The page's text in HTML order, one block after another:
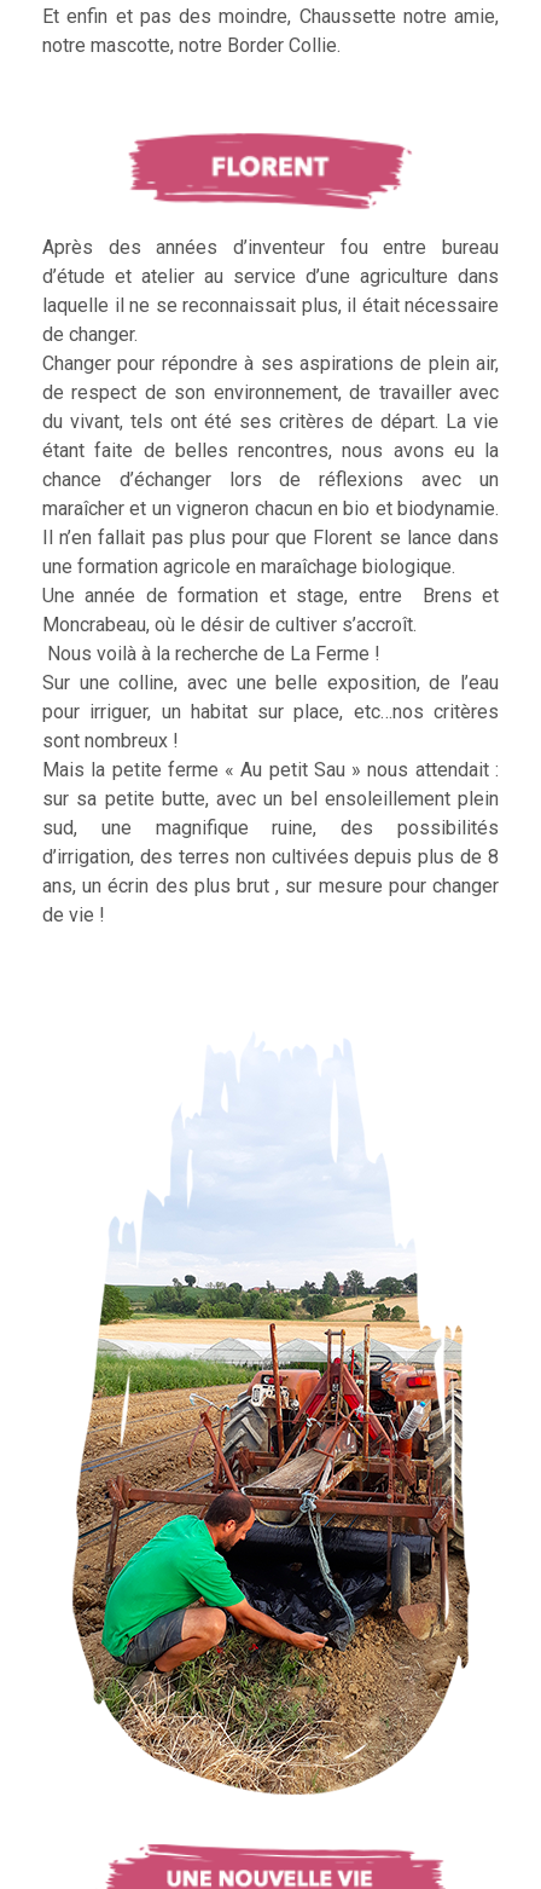
Et enfin et pas des moindre, Chaussette notre amie,
notre mascotte, notre Border Collie.
Après des années d’inventeur fou entre bureau
d’étude et atelier au service d’une agriculture dans
laquelle il ne se reconnaissait plus, il était nécessaire
de changer.
Changer pour répondre à ses aspirations de plein air,
de respect de son environnement, de travailler avec
du vivant, tels ont été ses critères de départ. La vie
étant faite de belles rencontres, nous avons eu la
chance d’échanger lors de réflexions avec un
maraîcher et un vigneron chacun en bio et biodynamie.
Il n’en fallait pas plus pour que Florent se lance dans
une formation agricole en maraîchage biologique.
Une année de formation et stage, entre Brens et
Moncrabeau, où le désir de cultiver s’accroît.
Nous voilà à la recherche de La Ferme !
Sur une colline, avec une belle exposition, de l’eau
pour irriguer, un habitat sur place, etc…nos critères
sont nombreux !
Mais la petite ferme « Au petit Sau » nous attendait :
sur sa petite butte, avec un bel ensoleillement plein
sud, une magnifique ruine, des possibilités
d’irrigation, des terres non cultivées depuis plus de 8
ans, un écrin des plus brut , sur mesure pour changer
de vie !